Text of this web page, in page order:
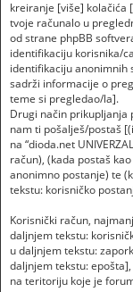
kreiranje [više] kolačića
tvoje računalo u
od strane phpBB
identifikaciju korisnika/
identifikaciju anonimnih
sadrži informacije o
teme si pregledao/la].
Drugi način prikupljanja
nam ti pošalješ/postaš
na “dioda.net
račun), (kada postaš
anonimno postanje) te
tekstu: korisničko
Korisnički račun,
daljnjem tekstu:
u daljnjem tekstu:
daljnjem tekstu:
na teritoriju koje je